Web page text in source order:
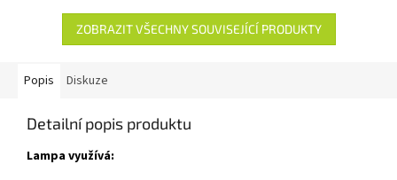
ZOBRAZIT VŠECHNY SOUVISEJÍCÍ PRODUKTY
Popis Diskuze
Detailní popis produktu
Lampa využívá: